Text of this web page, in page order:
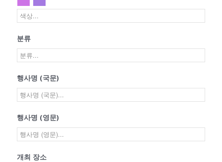
분류
행사명 (국문)
행사명 (영문)
개최 장소